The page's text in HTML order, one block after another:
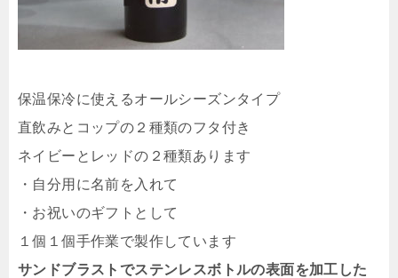
保温保冷に使えるオールシーズンタイプ
直飲みとコップの２種類のフタ付き
ネイビーとレッドの２種類あります
・自分用に名前を入れて
・お祝いのギフトとして
１個１個手作業で製作しています
サンドブラストでステンレスボトルの表面を加工した